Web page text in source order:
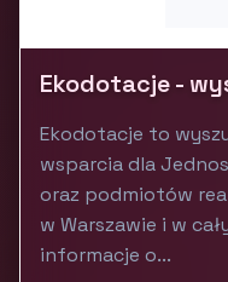
Ekodotacje -
Ekodotacje to
wsparcia dla
oraz podmiotów
w Warszawie i w
informacje o...